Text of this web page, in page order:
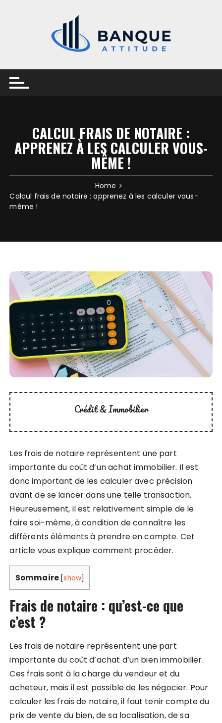
CALCUL FRAIS DE NOTAIRE :
APPRENEZ À LES CALCULER VOUS-
MÊME !
Home
Calcul frais de notaire : apprenez à les calculer vous-
même !
Crédit & Immobilier
Les frais de notaire représentent une part
importante du coût d’un achat immobilier. Il est
donc important de les calculer avec précision
avant de se lancer dans une telle transaction.
Heureusement, il est relativement simple de le
faire soi-même, à condition de connaître les
différents éléments à prendre en compte. Cet
article vous explique comment procéder.
Sommaire [show]
Frais de notaire : qu’est-ce que
c’est ?
Les frais de notaire représentent une part
importante du coût d’achat d’un bien immobilier.
Ces frais sont à la charge du vendeur et du
acheteur, mais il est possible de les négocier. Pour
calculer les frais de notaire, il faut tenir compte du
prix de vente du bien, de sa localisation, de sa